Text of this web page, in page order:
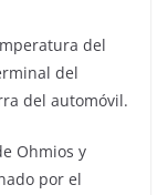
del
del
del automóvil.
Ohmios y
por el